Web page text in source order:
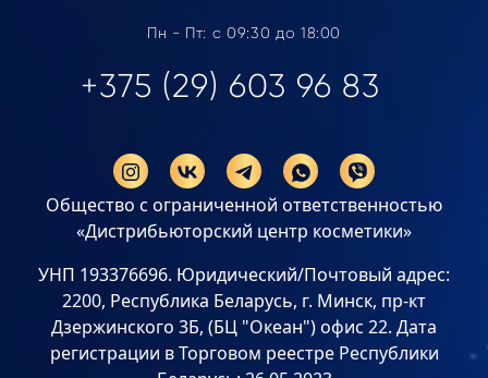
Пн - Пт: с 09:30 до 18:00
+375 (29) 603 96 83
Общество с ограниченной ответственностью
«Дистрибьюторский центр косметики»
УНП 193376696. Юридический/Почтовый адрес:
2200, Республика Беларусь, г. Минск, пр-кт
Дзержинского 3Б, (БЦ "Океан") офис 22. Дата
регистрации в Торговом реестре Республики